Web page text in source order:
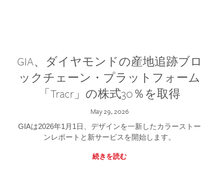
GIA、ダイヤモンドの産地追跡ブロ
ックチェーン・プラットフォーム
「Tracr」の株式30％を取得
May 29, 2026
GIAは2026年1月1日、デザインを一新したカラーストー
ンレポートと新サービスを開始します。
続きを読む